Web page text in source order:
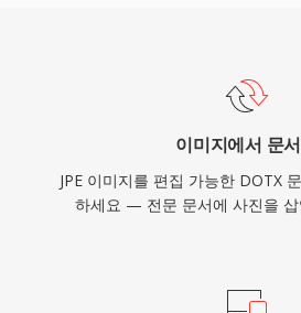
이미지에서 문
JPE 이미지를 편집 가능한 DOTX
하세요 — 전문 문서에 사진을 삽